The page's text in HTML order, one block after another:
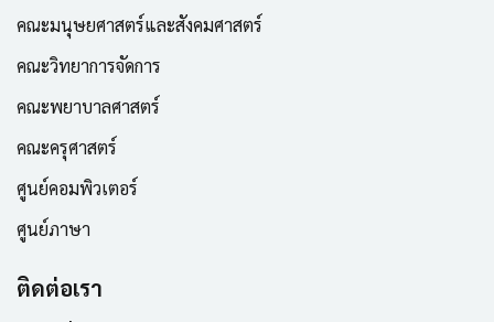
คณะมนุษยศาสตร์และสังคมศาสตร์
คณะวิทยาการจัดการ
คณะพยาบาลศาสตร์
คณะครุศาสตร์
ศูนย์คอมพิวเตอร์
ศูนย์ภาษา
ติดต่อเรา